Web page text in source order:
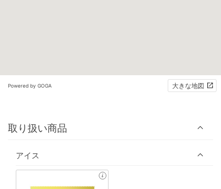
Powered by GOGA 大きな地図
取り扱い商品
アイス